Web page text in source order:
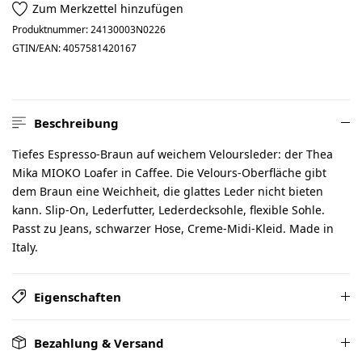
Zum Merkzettel hinzufügen
Produktnummer:24130003N0226
GTIN/EAN:4057581420167
Beschreibung
Tiefes Espresso-Braun auf weichem Veloursleder: der Thea
Mika MIOKO Loafer in Caffee. Die Velours-Oberfläche gibt
dem Braun eine Weichheit, die glattes Leder nicht bieten
kann. Slip-On, Lederfutter, Lederdecksohle, flexible Sohle.
Passt zu Jeans, schwarzer Hose, Creme-Midi-Kleid. Made in
Italy.
Eigenschaften
Bezahlung & Versand